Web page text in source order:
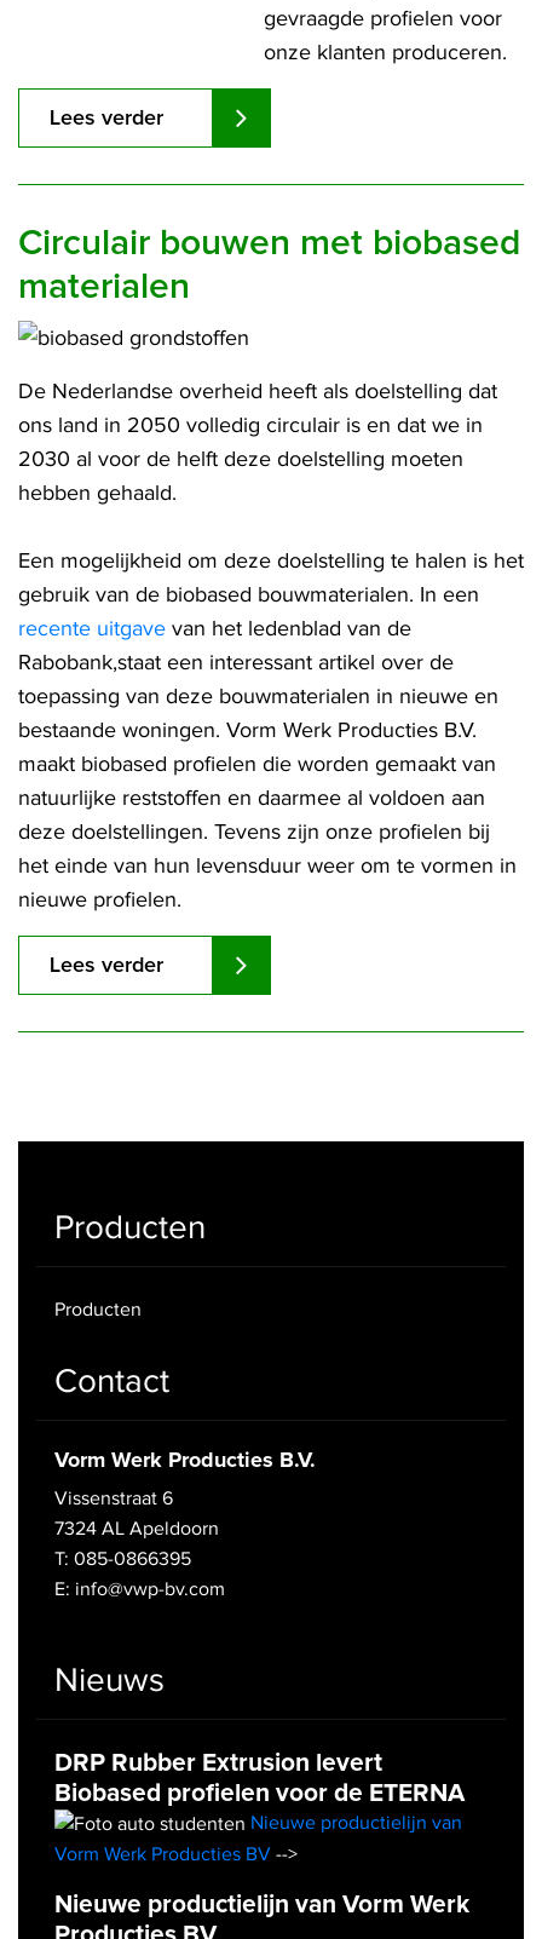
gevraagde profielen voor
onze klanten produceren.
Lees verder
Circulair bouwen met biobased
materialen
De Nederlandse overheid heeft als doelstelling dat
ons land in 2050 volledig circulair is en dat we in
2030 al voor de helft deze doelstelling moeten
hebben gehaald.
Een mogelijkheid om deze doelstelling te halen is het
gebruik van de biobased bouwmaterialen. In een
recente uitgave van het ledenblad van de
Rabobank,staat een interessant artikel over de
toepassing van deze bouwmaterialen in nieuwe en
bestaande woningen. Vorm Werk Producties B.V.
maakt biobased profielen die worden gemaakt van
natuurlijke reststoffen en daarmee al voldoen aan
deze doelstellingen. Tevens zijn onze profielen bij
het einde van hun levensduur weer om te vormen in
nieuwe profielen.
Lees verder
Producten
Producten
Contact
Vorm Werk Producties B.V.
Vissenstraat 6
7324 AL Apeldoorn
T: 085-0866395
E: info@vwp-bv.com
Nieuws
DRP Rubber Extrusion levert
Biobased profielen voor de ETERNA
Nieuwe productielijn van
Vorm Werk Producties BV -->
Nieuwe productielijn van Vorm Werk